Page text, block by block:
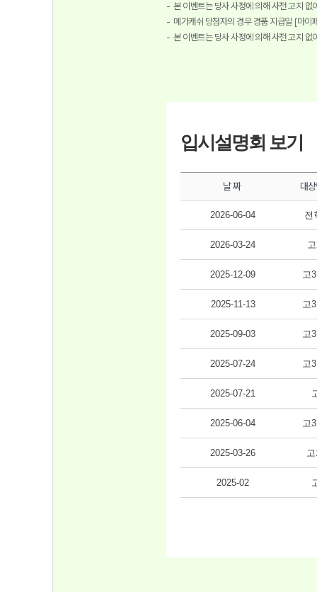
본 이벤트는 당사 사정에 의해 사전 고지 없
메가캐쉬 당첨자의 경우 경품 지급일 [마
본 이벤트는 당사 사정에 의해 사전 고지 없
입시설명회 보기
날 짜 대
2026-06-04 전
2026-03-24
2025-12-09 고
2025-11-13 고
2025-09-03 고
2025-07-24 고
2025-07-21
2025-06-04 고
2025-03-26
2025-02